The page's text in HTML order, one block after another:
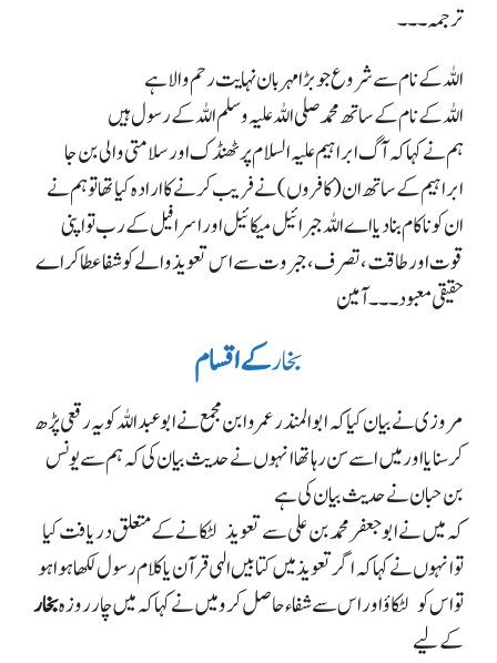
ترجمہ۔ ۔۔
اللہ کے نام سے شروع جو بڑا مہربان نہایت رحم والا ہے
اللہ کے نام کے ساتھ محمد صلی اللہ علیہ وسلم اللہ کے رسول ہیں
ہم نے کہا کہ آگ ابراہیم علیہ السلام پر ٹھنڈک اور سلامتی والی بن جا
ابراہیم کے ساتھ ان (کافروں) نے فریب کرنے کا ارادہ کیا تھا تو ہم نے
ان کو ناکام بنا دیااے اللہ جبرائیل میکائیل اور اسرافیل کے رب تو اپنی
قوت اور طاقت، تصرف، جبروت سے اس تعویذ والے کو شفا عطا کر اے
حقیقی معبود ۔۔۔آمین
بخارکے اقسام
مروزی نے بیان کیاکہ ابوالمنذر عمرو ابن مجمع نے ابو عبداللہ کو یہ رقعی پڑھ
کر سنایا اور میں اسے سن رہا تھا انہوں نے حدیث بیان کی کہ ہم سے یونس
بن حبان نے حدیث بیان کی ہے
کہ میں نے ابو جعفر محمد بن علی سے تعویذ لٹکانے کے متعلق دریافت کیا
تو انہوں نے کہا کہ اگر تعویذ میں کتابیں الہی قرآن یا کلام رسول لکھا ہوا ہو
تو اس کو لٹکاؤ اور اس سے شفاء حاصل کرومیں نے کہا کہ میں چار روزہبخار
کے لیے